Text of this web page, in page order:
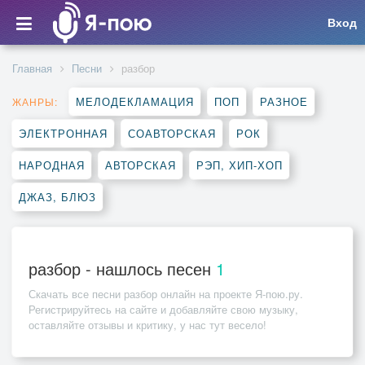
Вход
Главная Песни разбор
ЖАНРЫ: МЕЛОДЕКЛАМАЦИЯ ПОП РАЗНОЕ
ЭЛЕКТРОННАЯ СОАВТОРСКАЯ РОК
НАРОДНАЯ АВТОРСКАЯ РЭП, ХИП-ХОП
ДЖАЗ, БЛЮЗ
разбор - нашлось песен 1
Скачать все песни разбор онлайн на проекте Я-пою.ру.
Регистрируйтесь на сайте и добавляйте свою музыку,
оставляйте отзывы и критику, у нас тут весело!